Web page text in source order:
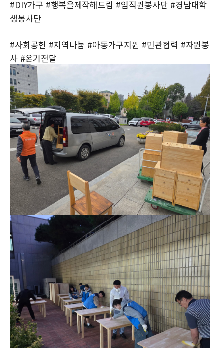
#DIY가구 #행복을제작해드림 #임직원봉사단 #경남대학
생봉사단
#사회공헌 #지역나눔 #아동가구지원 #민관협력 #자원봉
사 #온기전달